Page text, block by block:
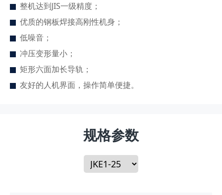
整机达到JIS一级精度；
优质的钢板焊接高刚性机身；
低噪音；
冲压变形量小；
矩形六面加长导轨；
友好的人机界面，操作简单便捷。
规格参数